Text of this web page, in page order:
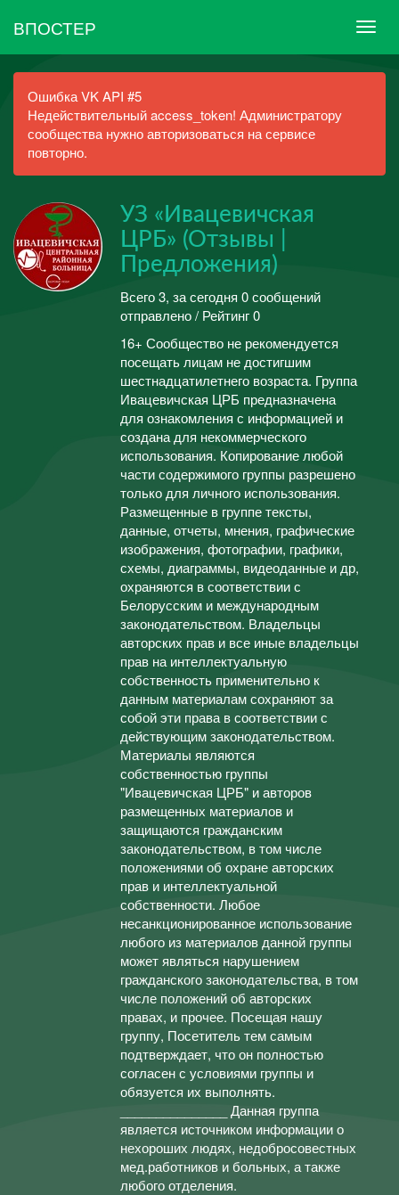
ВПОСТЕР
Ошибка VK API #5
Недействительный access_token! Администратору
сообщества нужно авторизоваться на сервисе
повторно.
УЗ «Ивацевичская
ЦРБ» (Отзывы |
Предложения)
Всего 3, за сегодня 0 сообщений
отправлено / Рейтинг 0
16+ Сообщество не рекомендуется
посещать лицам не достигшим
шестнадцатилетнего возраста. Группа
Ивацевичская ЦРБ предназначена
для ознакомления с информацией и
создана для некоммерческого
использования. Копирование любой
части содержимого группы разрешено
только для личного использования.
Размещенные в группе тексты,
данные, отчеты, мнения, графические
изображения, фотографии, графики,
схемы, диаграммы, видеоданные и др,
охраняются в соответствии с
Белорусским и международным
законодательством. Владельцы
авторских прав и все иные владельцы
прав на интеллектуальную
собственность применительно к
данным материалам сохраняют за
собой эти права в соответствии с
действующим законодательством.
Материалы являются
собственностью группы
"Ивацевичская ЦРБ" и авторов
размещенных материалов и
защищаются гражданским
законодательством, в том числе
положениями об охране авторских
прав и интеллектуальной
собственности. Любое
несанкционированное использование
любого из материалов данной группы
может являться нарушением
гражданского законодательства, в том
числе положений об авторских
правах, и прочее. Посещая нашу
группу, Посетитель тем самым
подтверждает, что он полностью
согласен с условиями группы и
обязуется их выполнять.
_______________ Данная группа
является источником информации о
нехороших людях, недобросовестных
мед.работников и больных, а также
любого отделения.